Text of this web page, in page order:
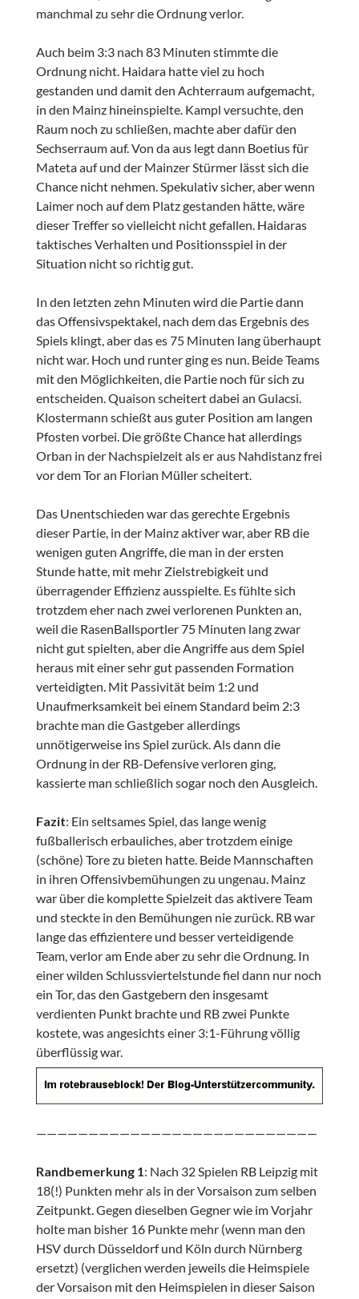
manchmal zu sehr die Ordnung verlor.
Auch beim 3:3 nach 83 Minuten stimmte die
Ordnung nicht. Haidara hatte viel zu hoch
gestanden und damit den Achterraum aufgemacht,
in den Mainz hineinspielte. Kampl versuchte, den
Raum noch zu schließen, machte aber dafür den
Sechserraum auf. Von da aus legt dann Boetius für
Mateta auf und der Mainzer Stürmer lässt sich die
Chance nicht nehmen. Spekulativ sicher, aber wenn
Laimer noch auf dem Platz gestanden hätte, wäre
dieser Treffer so vielleicht nicht gefallen. Haidaras
taktisches Verhalten und Positionsspiel in der
Situation nicht so richtig gut.
In den letzten zehn Minuten wird die Partie dann
das Offensivspektakel, nach dem das Ergebnis des
Spiels klingt, aber das es 75 Minuten lang überhaupt
nicht war. Hoch und runter ging es nun. Beide Teams
mit den Möglichkeiten, die Partie noch für sich zu
entscheiden. Quaison scheitert dabei an Gulacsi.
Klostermann schießt aus guter Position am langen
Pfosten vorbei. Die größte Chance hat allerdings
Orban in der Nachspielzeit als er aus Nahdistanz frei
vor dem Tor an Florian Müller scheitert.
Das Unentschieden war das gerechte Ergebnis
dieser Partie, in der Mainz aktiver war, aber RB die
wenigen guten Angriffe, die man in der ersten
Stunde hatte, mit mehr Zielstrebigkeit und
überragender Effizienz ausspielte. Es fühlte sich
trotzdem eher nach zwei verlorenen Punkten an,
weil die RasenBallsportler 75 Minuten lang zwar
nicht gut spielten, aber die Angriffe aus dem Spiel
heraus mit einer sehr gut passenden Formation
verteidigten. Mit Passivität beim 1:2 und
Unaufmerksamkeit bei einem Standard beim 2:3
brachte man die Gastgeber allerdings
unnötigerweise ins Spiel zurück. Als dann die
Ordnung in der RB-Defensive verloren ging,
kassierte man schließlich sogar noch den Ausgleich.
Fazit: Ein seltsames Spiel, das lange wenig
fußballerisch erbauliches, aber trotzdem einige
(schöne) Tore zu bieten hatte. Beide Mannschaften
in ihren Offensivbemühungen zu ungenau. Mainz
war über die komplette Spielzeit das aktivere Team
und steckte in den Bemühungen nie zurück. RB war
lange das effizientere und besser verteidigende
Team, verlor am Ende aber zu sehr die Ordnung. In
einer wilden Schlussviertelstunde fiel dann nur noch
ein Tor, das den Gastgebern den insgesamt
verdienten Punkt brachte und RB zwei Punkte
kostete, was angesichts einer 3:1-Führung völlig
überflüssig war.
———————————————————————————
Randbemerkung 1: Nach 32 Spielen RB Leipzig mit
18(!) Punkten mehr als in der Vorsaison zum selben
Zeitpunkt. Gegen dieselben Gegner wie im Vorjahr
holte man bisher 16 Punkte mehr (wenn man den
HSV durch Düsseldorf und Köln durch Nürnberg
ersetzt) (verglichen werden jeweils die Heimspiele
der Vorsaison mit den Heimspielen in dieser Saison